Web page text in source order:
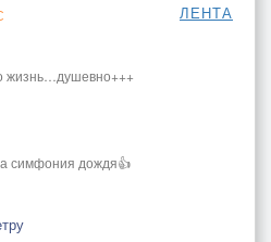
ЛЕНТА
жизнь…душевно+++
симфония дождя👍